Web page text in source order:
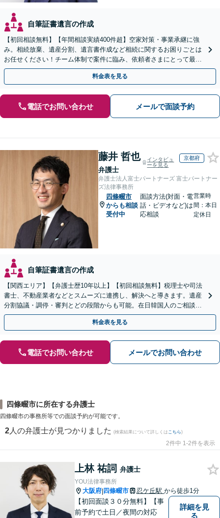
自筆証書遺言の作成
【初回相談無料】【年間相談実績400件超】空家対策・事業承継に強
み。相続放棄、遺産分割、遺言書作成など相続に関するお困りごとは
お任せください！チーム体制で案件に臨み、依頼者さまにとって最善
の解決を目指します【堅田駅4分】【無料駐車場あり】
料金表を見る
電話でお問い合わせ メールで面談予約
藤井 哲也
弁護士
インタビュ
ーを見る
京都府
弁護士法人富士パートナーズ 富士パートナー
ズ法律事務所
四條畷市
からも相談
受付中
面談方法(対面・電
話・ビデオなど)は
応相談
営業時
間：本日
定休日
自筆証書遺言の作成
【関西エリア】【弁護士歴10年以上】【初回相談無料】税理士や司法
書士、不動産業者などとスムーズに連携し、解決へと導きます。遺産
分割協議・調停・審判とどの段階からも可能。在日韓国人のご相談も
対応しております【休日・夜間相談可】
料金表を見る
電話でお問い合わせ メールでお問い合わせ
四條畷市に所在する弁護士
四條畷市の事務所等での面談予約が可能です。
2 人の弁護士が見つかりました (検索結果について詳しくは こちら)
2件中 1-2件を表示
上林 祐詞 弁護士
YOU法律事務所
大阪府| 四條畷市 忍ケ丘駅 から徒歩1分
【初回面談３０分無料】【事
前予約で土日／夜間の対応
詳細を見
る